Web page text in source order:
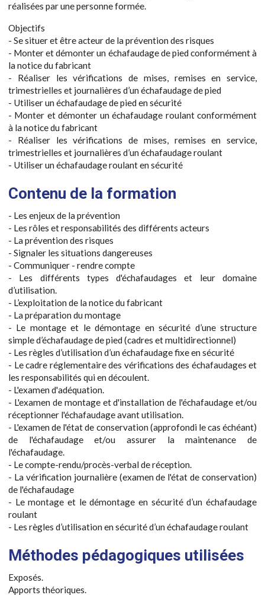
réalisées par une personne formée.
Objectifs
- Se situer et être acteur de la prévention des risques
- Monter et démonter un échafaudage de pied conformément à
la notice du fabricant
- Réaliser les vérifications de mises, remises en service,
trimestrielles et journalières d’un échafaudage de pied
- Utiliser un échafaudage de pied en sécurité
- Monter et démonter un échafaudage roulant conformément
à la notice du fabricant
- Réaliser les vérifications de mises, remises en service,
trimestrielles et journalières d’un échafaudage roulant
- Utiliser un échafaudage roulant en sécurité
Contenu de la formation
- Les enjeux de la prévention
- Les rôles et responsabilités des différents acteurs
- La prévention des risques
- Signaler les situations dangereuses
- Communiquer - rendre compte
- Les différents types d'échafaudages et leur domaine
d’utilisation.
- L’exploitation de la notice du fabricant
- La préparation du montage
- Le montage et le démontage en sécurité d’une structure
simple d’échafaudage de pied (cadres et multidirectionnel)
- Les règles d’utilisation d’un échafaudage fixe en sécurité
- Le cadre réglementaire des vérifications des échafaudages et
les responsabilités qui en découlent.
- L'examen d'adéquation.
- L'examen de montage et d'installation de l'échafaudage et/ou
réceptionner l'échafaudage avant utilisation.
- L'examen de l'état de conservation (approfondi le cas échéant)
de l'échafaudage et/ou assurer la maintenance de
l'échafaudage.
- Le compte-rendu/procès-verbal de réception.
- La vérification journalière (examen de l'état de conservation)
de l'échafaudage
- Le montage et le démontage en sécurité d’un échafaudage
roulant
- Les règles d’utilisation en sécurité d’un échafaudage roulant
Méthodes pédagogiques utilisées
Exposés.
Apports théoriques.